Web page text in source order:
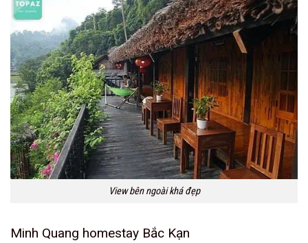
View bên ngoài khá đẹp
Minh Quang homestay Bắc Kạn